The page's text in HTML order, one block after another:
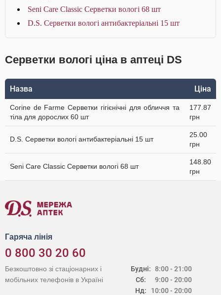
Seni Care Classic Серветки вологі 68 шт
D.S. Серветки вологі антибактеріальні 15 шт
Серветки вологі ціна в аптеці DS
Назва Ціна
Corine de Farme Серветки гігієнічні для обличчя та
тіла для дорослих 60 шт
177.87
грн
D.S. Серветки вологі антибактеріальні 15 шт
25.00
грн
Seni Care Classic Серветки вологі 68 шт
148.80
грн
Гаряча лінія
0 800 30 20 60
Будні:
Сб:
Нд:
8:00 - 21:00
9:00 - 20:00
10:00 - 20:00
Безкоштовно зі стаціонарних і
мобільних телефонів в Україні